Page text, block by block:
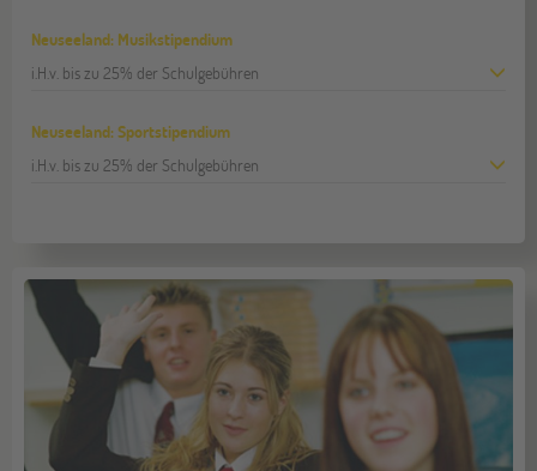
Neuseeland: Musikstipendium
i.H.v. bis zu 25% der Schulgebühren
Neuseeland: Sportstipendium
i.H.v. bis zu 25% der Schulgebühren